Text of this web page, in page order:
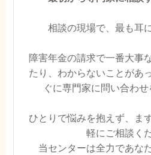
相談の現場で、最も耳
障害年金の請求で一番大事
たり、わからないことがあ
ぐに専門家に問い合わせ
ひとりで悩みを抱えず、ま
軽にご相談く
当センターは全力であな